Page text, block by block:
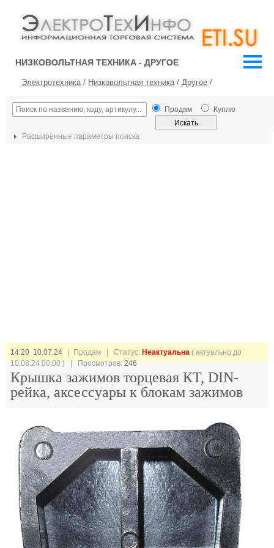
НИЗКОВОЛЬТНАЯ ТЕХНИКА - ДРУГОЕ
Электротехника/ Низковольтная техника/ Другое /
Продам Куплю
Расширенные параметры поиска
14:20 10.07.24 | Продам | Статус: Неактуальна ( актуально до
10.08.24 00:00 ) | Просмотров:246
Крышка зажимов торцевая КТ, DIN-
рейка, аксессуары к блокам зажимов